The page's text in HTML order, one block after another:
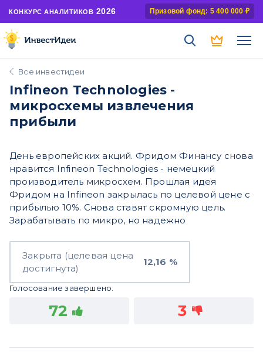
КОНКУРС АНАЛИТИКОВ 2026 Призовой фонд: 5 400 000 ₽
Все инвестидеи
Infineon Technologies -
микросхемы извлечения
прибыли
День европейских акций. Фридом Финансу снова
нравится Infineon Technologies - немецкий
производитель микросхем. Прошлая идея
Фридом на Infineon закрылась по целевой цене с
прибылью 10%. Снова ставят скромную цель.
Зарабатывать по микро, но надежно
Закрыта (целевая цена
достигнута)
12,16 %
Голосование завершено.
72 3